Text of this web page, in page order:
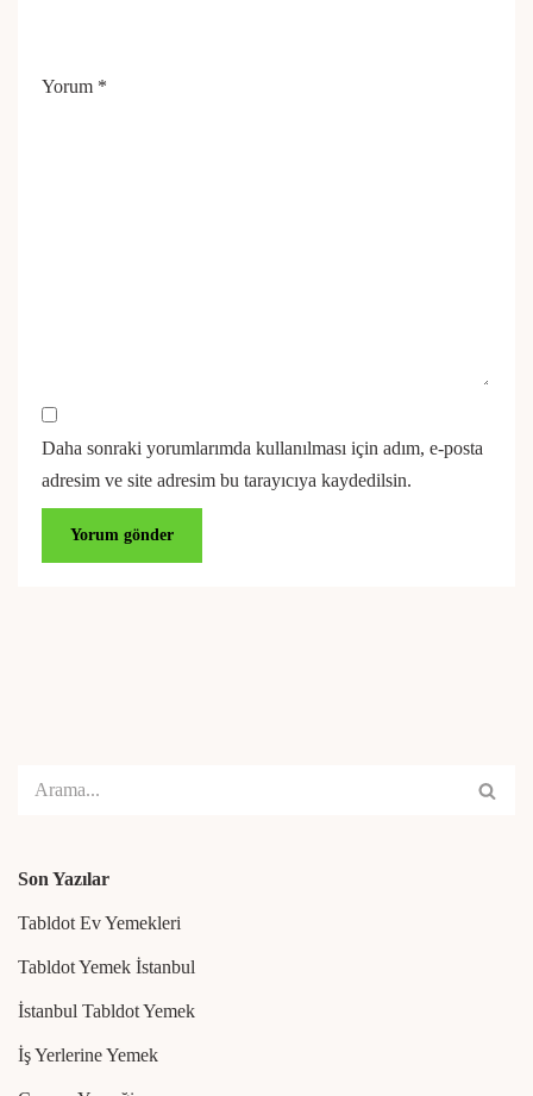
Yorum *
Daha sonraki yorumlarımda kullanılması için adım, e-posta
adresim ve site adresim bu tarayıcıya kaydedilsin.
Son Yazılar
Tabldot Ev Yemekleri
Tabldot Yemek İstanbul
İstanbul Tabldot Yemek
İş Yerlerine Yemek